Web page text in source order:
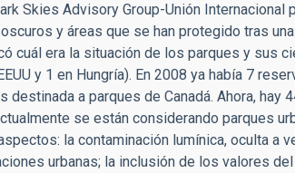
Skies Advisory Group-Unión Internacional
y áreas que se han protegido tras
cuál era la situación de los parques y sus
y 1 en Hungría). En 2008 ya había 7
destinada a parques de Canadá. Ahora, hay
se están considerando parques
la contaminación lumínica, oculta a
urbanas; la inclusión de los valores